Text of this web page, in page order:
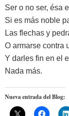
Ser o no ser, ésa
Si es más noble
Las flechas y
O armarse contra
Y darles fin en el
Nada más.
Nueva entrada del Blog: